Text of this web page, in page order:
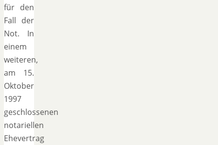
für den
Fall der
Not. In
einem
weiteren,
am 15.
Oktober
1997
geschlossenen
notariellen
Ehevertrag